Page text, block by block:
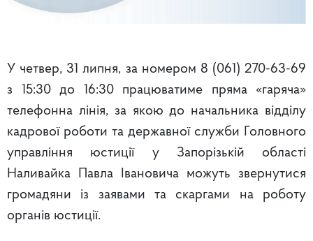
У четвер, 31 липня, за номером 8 (061) 270-63-69
з 15:30 до 16:30 працюватиме пряма «гаряча»
телефонна лінія, за якою до начальника відділу
кадрової роботи та державної служби Головного
управління юстиції у Запорізькій області
Наливайка Павла Івановича можуть звернутися
громадяни із заявами та скаргами на роботу
органів юстиції.